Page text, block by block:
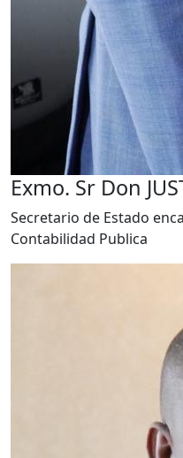
Exmo. Sr Don
Secretario de Estado
Contabilidad Publica